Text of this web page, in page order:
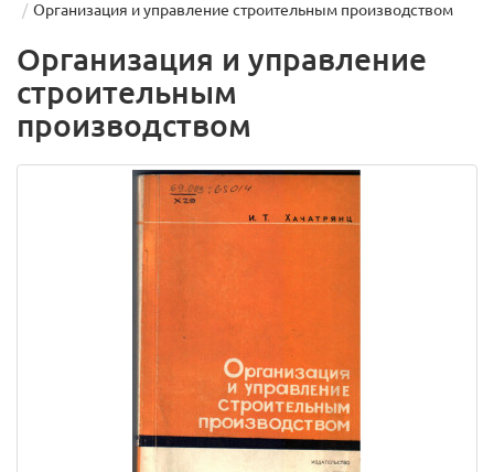
Организация и управление строительным производством
Организация и управление
строительным
производством